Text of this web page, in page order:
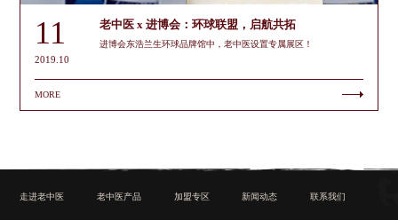
11
2019.10
老中医 x 进博会：环球联盟，启航共拓
进博会东浩兰生环球品牌馆中，老中医设置专属展区！
MORE
走进老中医 老中医产品 加盟专区 新闻动态 联系我们